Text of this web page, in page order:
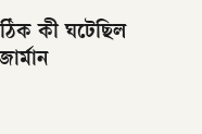
কী ঘটেছিল